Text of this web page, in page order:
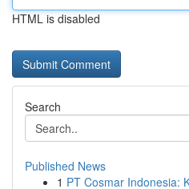
HTML is disabled
Search
Published News
1 PT Cosmar Indonesia: